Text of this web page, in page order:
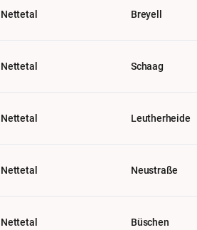
Nettetal Breyell
Nettetal Schaag
Nettetal Leutherheide
Nettetal Neustraße
Nettetal Büschen